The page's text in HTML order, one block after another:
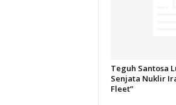
Teguh Santosa
Senjata Nuklir
Fleet”